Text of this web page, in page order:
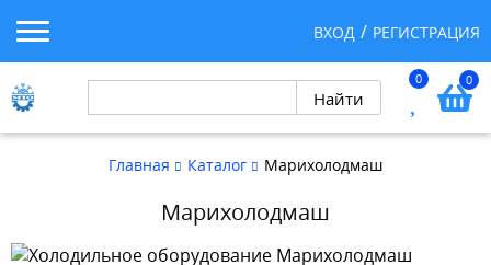
ВХОД РЕГИСТРАЦИЯ
0 0
Главная Каталог Марихолодмаш
Марихолодмаш